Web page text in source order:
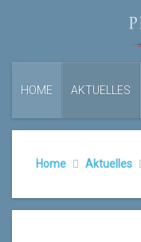
HOME AKTUELLES
Home Aktuelles